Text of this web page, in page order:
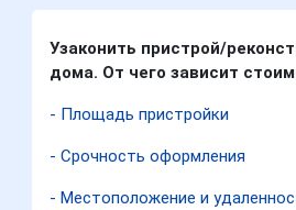
Узаконить пристрой/
дома. От чего зависит
- Площадь пристройки
- Срочность оформления
- Местоположение и